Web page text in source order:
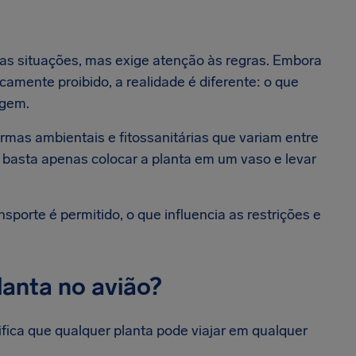
situações, mas exige atenção às regras. Embora
proibido, a realidade é diferente: o que
ambientais e fitossanitárias que variam entre
apenas colocar a planta em um vaso e levar
é permitido, o que influencia as restrições e
no avião?
que qualquer planta pode viajar em qualquer